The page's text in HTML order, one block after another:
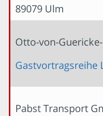
89079 Ulm
Otto-von-
Gastvortragsreihe
Pabst Transport